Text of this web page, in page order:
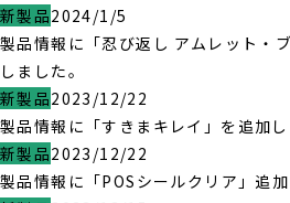
新製品2024/1/5
製品情報に「忍び返し アムレット・
しました。
新製品2023/12/22
製品情報に「すきまキレイ」を追加し
新製品2023/12/22
製品情報に「POSシールクリア」追加